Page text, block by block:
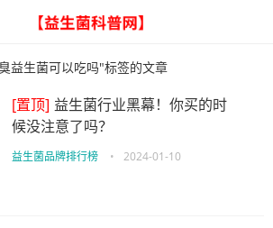
益生菌可以吃吗"标签的文章
[置顶] 益生菌行业黑幕！你买的时
候没注意了吗？
益生菌品牌排行榜 • 2024-01-10